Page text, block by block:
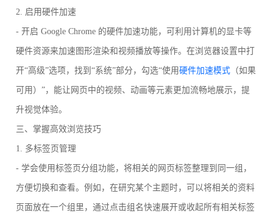
2. 启用硬件加速
- 开启 Google Chrome 的硬件加速功能，可利用计算机的显卡等
硬件资源来加速图形渲染和视频播放等操作。在浏览器设置中打
开“高级”选项，找到“系统”部分，勾选“使用硬件加速模式（如果
可用）”，能让网页中的视频、动画等元素更加流畅地展示，提
升视觉体验。
三、掌握高效浏览技巧
1. 多标签页管理
- 学会使用标签页分组功能，将相关的网页标签整理到同一组，
方便切换和查看。例如，在研究某个主题时，可以将相关的资料
页面放在一个组里，通过点击组名快速展开或收起所有相关标签